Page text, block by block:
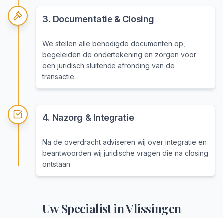
3. Documentatie & Closing
We stellen alle benodigde documenten op,
begeleiden de ondertekening en zorgen voor
een juridisch sluitende afronding van de
transactie.
4. Nazorg & Integratie
Na de overdracht adviseren wij over integratie en
beantwoorden wij juridische vragen die na closing
ontstaan.
Uw Specialist inVlissingen